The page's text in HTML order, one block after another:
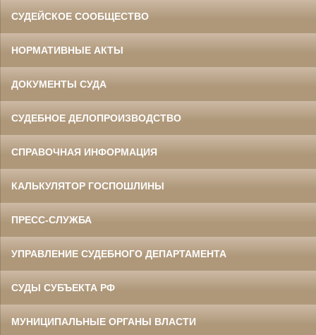
СУДЕЙСКОЕ СООБЩЕСТВО
НОРМАТИВНЫЕ АКТЫ
ДОКУМЕНТЫ СУДА
СУДЕБНОЕ ДЕЛОПРОИЗВОДСТВО
СПРАВОЧНАЯ ИНФОРМАЦИЯ
КАЛЬКУЛЯТОР ГОСПОШЛИНЫ
ПРЕСС-СЛУЖБА
УПРАВЛЕНИЕ СУДЕБНОГО ДЕПАРТАМЕНТА
СУДЫ СУБЪЕКТА РФ
МУНИЦИПАЛЬНЫЕ ОРГАНЫ ВЛАСТИ